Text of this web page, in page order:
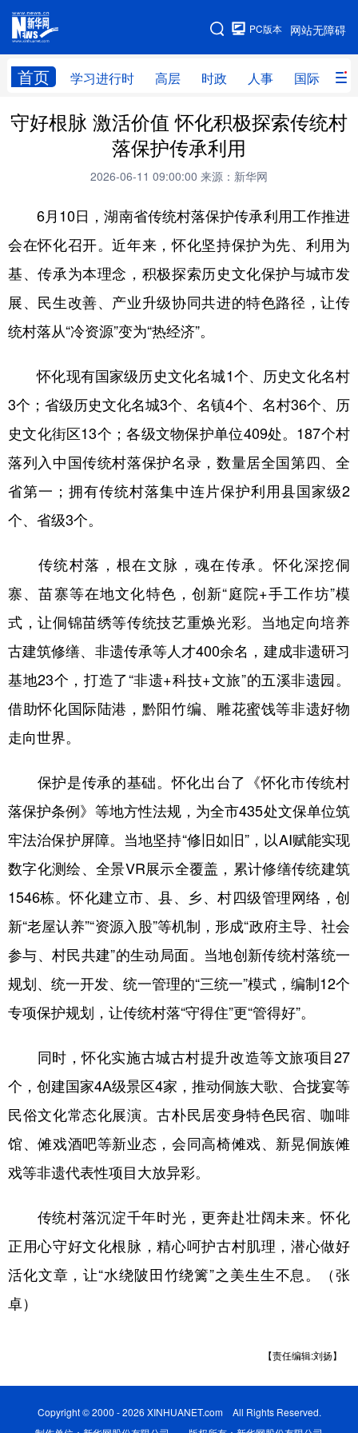
网站无障碍
PC版本
首页 学习进行时 高层 时政 人事 国际 财
网站地图
学习进行时 高层 时政 人事
财经 网评
全球连线
科技 科创 量子 体育
文化 书画 健康 军事
法律 中央文件
学术中国 乡村振兴 溯源中国
彩票 娱乐 时尚 悦读
公益 一带一路 亚太网 上市公司
文化产业
地方频道
北京 天津 河北 山西
辽宁 吉林 上海 江苏
浙江 安徽 福建 江西
山东 河南 湖北 湖南
四川 贵州 云南 西藏
陕西 甘肃 青海 宁夏
多语种频道
English Español Français عربى
Русский язык 日本語 한국어
Deutsch Português
守好根脉 激活价值 怀化积极探索传统村
落保护传承利用
2026-06-11 09:00:00 来源：新华网
6月10日，湖南省传统村落保护传承利用工作推进
会在怀化召开。近年来，怀化坚持保护为先、利用为
基、传承为本理念，积极探索历史文化保护与城市发
展、民生改善、产业升级协同共进的特色路径，让传
统村落从“冷资源”变为“热经济”。
怀化现有国家级历史文化名城1个、历史文化名村
3个；省级历史文化名城3个、名镇4个、名村36个、历
史文化街区13个；各级文物保护单位409处。187个村
落列入中国传统村落保护名录，数量居全国第四、全
省第一；拥有传统村落集中连片保护利用县国家级2
个、省级3个。
传统村落，根在文脉，魂在传承。怀化深挖侗
寨、苗寨等在地文化特色，创新“庭院+手工作坊”模
式，让侗锦苗绣等传统技艺重焕光彩。当地定向培养
古建筑修缮、非遗传承等人才400余名，建成非遗研习
基地23个，打造了“非遗+科技+文旅”的五溪非遗园。
借助怀化国际陆港，黔阳竹编、雕花蜜饯等非遗好物
走向世界。
保护是传承的基础。怀化出台了《怀化市传统村
落保护条例》等地方性法规，为全市435处文保单位筑
牢法治保护屏障。当地坚持“修旧如旧”，以AI赋能实现
数字化测绘、全景VR展示全覆盖，累计修缮传统建筑
1546栋。怀化建立市、县、乡、村四级管理网络，创
新“老屋认养”“资源入股”等机制，形成“政府主导、社会
参与、村民共建”的生动局面。当地创新传统村落统一
规划、统一开发、统一管理的“三统一”模式，编制12个
专项保护规划，让传统村落“守得住”更“管得好”。
同时，怀化实施古城古村提升改造等文旅项目27
个，创建国家4A级景区4家，推动侗族大歌、合拢宴等
民俗文化常态化展演。古朴民居变身特色民宿、咖啡
馆、傩戏酒吧等新业态，会同高椅傩戏、新晃侗族傩
戏等非遗代表性项目大放异彩。
传统村落沉淀千年时光，更奔赴壮阔未来。怀化
正用心守好文化根脉，精心呵护古村肌理，潜心做好
活化文章，让“水绕陂田竹绕篱”之美生生不息。（张
卓）
【责任编辑:刘扬】
Copyright © 2000 - 2026 XINHUANET.com All Rights Reserved.